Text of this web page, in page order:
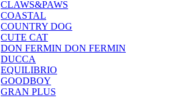
CLAWS&PAWS
COASTAL
COUNTRY DOG
CUTE CAT
DON FERMIN DON FERMIN
DUCCA
EQUILIBRIO
GOODBOY
GRAN PLUS